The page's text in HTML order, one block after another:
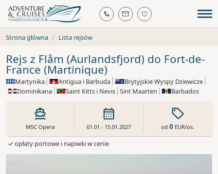
Strona główna Lista rejsów
Rejs z Flåm (Aurlandsfjord) do Fort-de-
France (Martinique)
Martynika Antigua i Barbuda
Brytyjskie Wyspy Dziewicze
Dominikana
Saint Kitts i Nevis Sint Maarten Barbados
MSC Opera 01.01 - 15.01.2027 od0 EUR/os.
✓ opłaty portowe i napiwki w cenie